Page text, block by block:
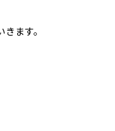
きます。